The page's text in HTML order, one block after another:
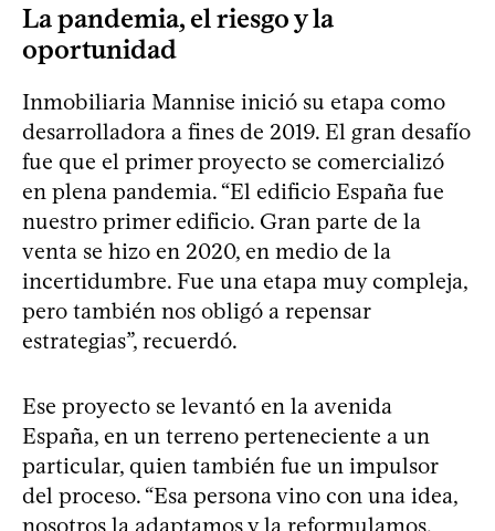
La pandemia, el riesgo y la
oportunidad
Inmobiliaria Mannise inició su etapa como
desarrolladora a fines de 2019. El gran desafío
fue que el primer proyecto se comercializó
en plena pandemia. “El edificio España fue
nuestro primer edificio. Gran parte de la
venta se hizo en 2020, en medio de la
incertidumbre. Fue una etapa muy compleja,
pero también nos obligó a repensar
estrategias”, recuerdó.
Ese proyecto se levantó en la avenida
España, en un terreno perteneciente a un
particular, quien también fue un impulsor
del proceso. “Esa persona vino con una idea,
nosotros la adaptamos y la reformulamos.